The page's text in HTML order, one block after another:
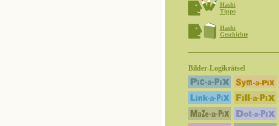
Hashi
Tipps
Hashi
Geschichte
Bilder-Logikrätsel